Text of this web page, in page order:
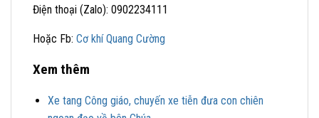
Điện thoại (Zalo): 0902234111
Hoặc Fb: Cơ khí Quang Cường
Xem thêm
Xe tang Công giáo, chuyến xe tiễn đưa con chiên